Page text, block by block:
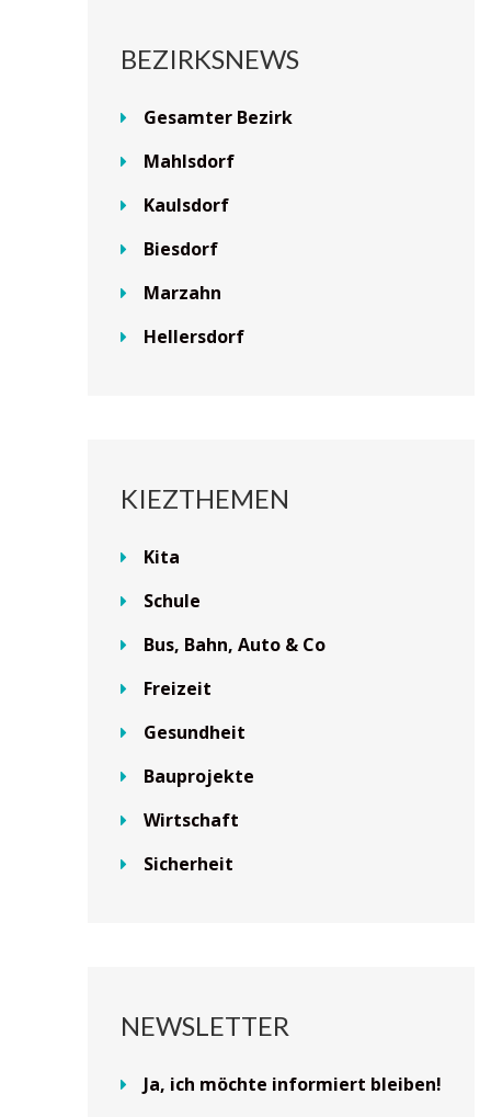
BEZIRKSNEWS
Gesamter Bezirk
Mahlsdorf
Kaulsdorf
Biesdorf
Marzahn
Hellersdorf
KIEZTHEMEN
Kita
Schule
Bus, Bahn, Auto & Co
Freizeit
Gesundheit
Bauprojekte
Wirtschaft
Sicherheit
NEWSLETTER
Ja, ich möchte informiert bleiben!